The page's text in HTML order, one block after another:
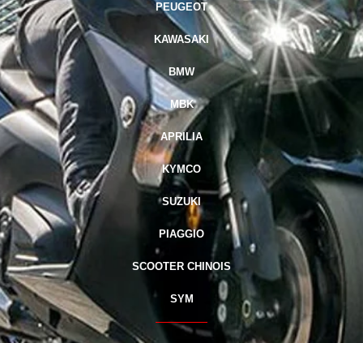
PEUGEOT
KAWASAKI
BMW
MBK
APRILIA
KYMCO
SUZUKI
PIAGGIO
SCOOTER CHINOIS
SYM